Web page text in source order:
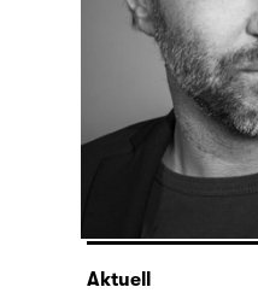
Aktuell